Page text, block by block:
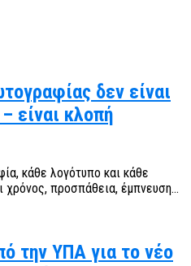
δεν είναι
είναι κλοπή
κάθε λογότυπο και κάθε
χρόνος, προσπάθεια, έμπνευση...
την ΥΠΑ για το νέο